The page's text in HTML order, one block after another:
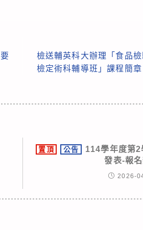
檢送輔英科大辦理「食品
檢定術科輔導班」課程簡
置頂 公告
114學年度第
發表-報
2026-